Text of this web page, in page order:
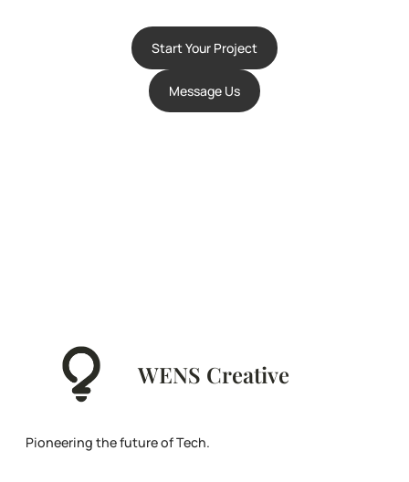
Start Your Project
Message Us
WENS Creative
Pioneering the future of Tech.